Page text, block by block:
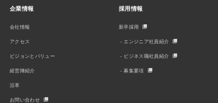
企業情報
会社情報
アクセス
ビジョンとバリュー
経営陣紹介
沿革
お問い合わせ
採用情報
新卒採用
エンジニア社員紹介
ビジネス職社員紹介
募集要項